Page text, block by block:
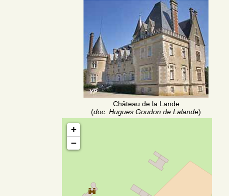
Château de la Lande
(doc. Hugues Goudon de Lalande)
+
−